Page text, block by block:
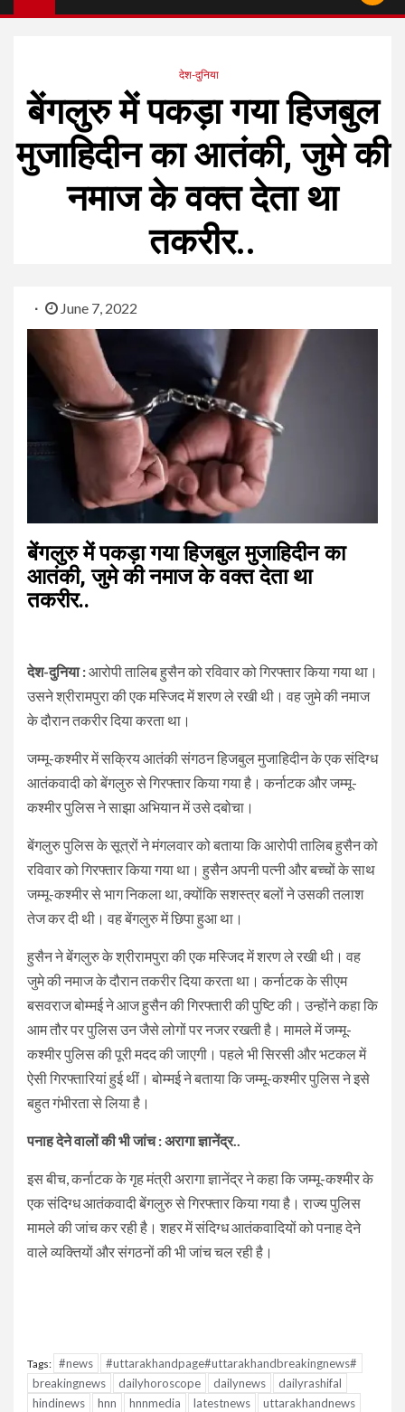
देश-दुनिया
बेंगलुरु में पकड़ा गया हिजबुल
मुजाहिदीन का आतंकी, जुमे की
नमाज के वक्त देता था
तकरीर..
June 7, 2022
बेंगलुरु में पकड़ा गया हिजबुल मुजाहिदीन का
आतंकी, जुमे की नमाज के वक्त देता था
तकरीर..
देश-दुनिया :आरोपी तालिब हुसैन को रविवार को गिरफ्तार किया गया था।
उसने श्रीरामपुरा की एक मस्जिद में शरण ले रखी थी। वह जुमे की नमाज
के दौरान तकरीर दिया करता था।
जम्मू-कश्मीर में सक्रिय आतंकी संगठन हिजबुल मुजाहिदीन के एक संदिग्ध
आतंकवादी को बेंगलुरु से गिरफ्तार किया गया है। कर्नाटक और जम्मू-
कश्मीर पुलिस ने साझा अभियान में उसे दबोचा।
बेंगलुरु पुलिस के सूत्रों ने मंगलवार को बताया कि आरोपी तालिब हुसैन को
रविवार को गिरफ्तार किया गया था। हुसैन अपनी पत्नी और बच्चों के साथ
जम्मू-कश्मीर से भाग निकला था, क्योंकि सशस्त्र बलों ने उसकी तलाश
तेज कर दी थी। वह बेंगलुरु में छिपा हुआ था।
हुसैन ने बेंगलुरु के श्रीरामपुरा की एक मस्जिद में शरण ले रखी थी। वह
जुमे की नमाज के दौरान तकरीर दिया करता था। कर्नाटक के सीएम
बसवराज बोम्मई ने आज हुसैन की गिरफ्तारी की पुष्टि की। उन्होंने कहा कि
आम तौर पर पुलिस उन जैसे लोगों पर नजर रखती है। मामले में जम्मू-
कश्मीर पुलिस की पूरी मदद की जाएगी। पहले भी सिरसी और भटकल में
ऐसी गिरफ्तारियां हुई थीं। बोम्मई ने बताया कि जम्मू-कश्मीर पुलिस ने इसे
बहुत गंभीरता से लिया है।
पनाह देने वालों की भी जांच : अरागा ज्ञानेंद्र..
इस बीच, कर्नाटक के गृह मंत्री अरागा ज्ञानेंद्र ने कहा कि जम्मू-कश्मीर के
एक संदिग्ध आतंकवादी बेंगलुरु से गिरफ्तार किया गया है। राज्य पुलिस
मामले की जांच कर रही है। शहर में संदिग्ध आतंकवादियों को पनाह देने
वाले व्यक्तियों और संगठनों की भी जांच चल रही है।
Tags: #news
#uttarakhandpage#uttarakhandbreakingnews#
breakingnews
dailyhoroscope dailynews
dailyrashifal
hindinews
hnn hnnmedia latestnews
uttarakhandnews